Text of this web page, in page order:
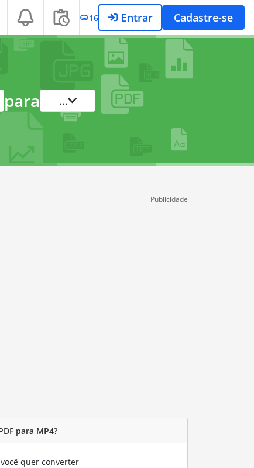
16 Entrar Cadastre-se
para ...
Publicidade
para MP4?
quer converter